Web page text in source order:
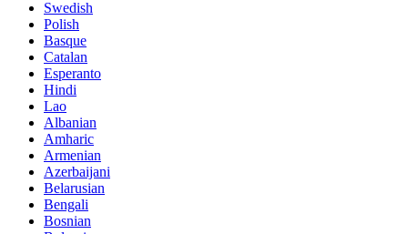
Swedish
Polish
Basque
Catalan
Esperanto
Hindi
Lao
Albanian
Amharic
Armenian
Azerbaijani
Belarusian
Bengali
Bosnian